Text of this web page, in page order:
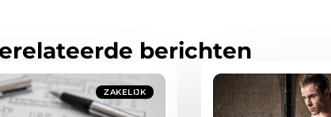
berichten
ZAKELIJK